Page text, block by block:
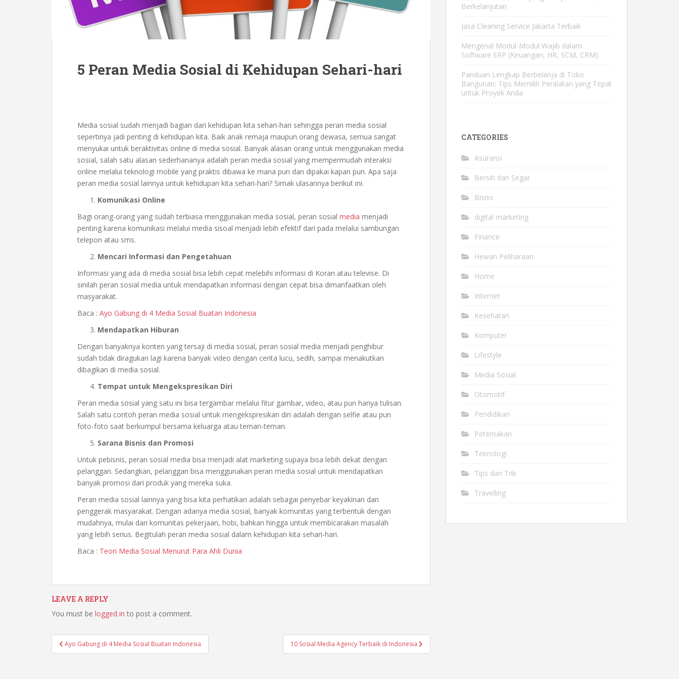
5 Peran Media Sosial di Kehidupan Sehari-hari
Media sosial sudah menjadi bagian dari kehidupan kita sehari-hari sehingga peran media sosial
sepertinya jadi penting di kehidupan kita. Baik anak remaja maupun orang dewasa, semua sangat
menyukai untuk beraktivitas online di media sosial. Banyak alasan orang untuk menggunakan media
sosial, salah satu alasan sederhananya adalah peran media sosial yang mempermudah interaksi
online melalui teknologi mobile yang praktis dibawa ke mana pun dan dipakai kapan pun. Apa saja
peran media sosial lainnya untuk kehidupan kita sehari-hari? Simak ulasannya berikut ini.
Komunikasi Online
Bagi orang-orang yang sudah terbiasa menggunakan media sosial, peran sosial media menjadi
penting karena komunikasi melalui media sisoal menjadi lebih efektif dari pada melalui sambungan
telepon atau sms.
Mencari Informasi dan Pengetahuan
Informasi yang ada di media sosial bisa lebih cepat melebihi informasi di Koran atau televise. Di
sinilah peran sosial media untuk mendapatkan informasi dengan cepat bisa dimanfaatkan oleh
masyarakat.
Baca : Ayo Gabung di 4 Media Sosial Buatan Indonesia
Mendapatkan Hiburan
Dengan banyaknya konten yang tersaji di media sosial, peran sosial media menjadi penghibur
sudah tidak diragukan lagi karena banyak video dengan cerita lucu, sedih, sampai menakutkan
dibagikan di media sosial.
Tempat untuk Mengekspresikan Diri
Peran media sosial yang satu ini bisa tergambar melalui fitur gambar, video, atau pun hanya tulisan.
Salah satu contoh peran media sosial untuk mengekspresikan diri adalah dengan selfie atau pun
foto-foto saat berkumpul bersama keluarga atau teman-teman.
Sarana Bisnis dan Promosi
Untuk pebisnis, peran sosial media bisa menjadi alat marketing supaya bisa lebih dekat dengan
pelanggan. Sedangkan, pelanggan bisa menggunakan peran media sosial untuk mendapatkan
banyak promosi dari produk yang mereka suka.
Peran media sosial lainnya yang bisa kita perhatikan adalah sebagai penyebar keyakinan dan
penggerak masyarakat. Dengan adanya media sosial, banyak komunitas yang terbentuk dengan
mudahnya, mulai dari komunitas pekerjaan, hobi, bahkan hingga untuk membicarakan masalah
yang lebih serius. Begitulah peran media sosial dalam kehidupan kita sehari-hari.
Baca : Teori Media Sosial Menurut Para Ahli Dunia
LEAVE A REPLY
You must be logged in to post a comment.
Post
navigation
Ayo Gabung di 4 Media Sosial Buatan Indonesia 10 Sosial Media Agency Terbaik di Indonesia
Berkelanjutan
Jasa Cleaning Service Jakarta Terbaik
Mengenal Modul-Modul Wajib dalam
Software ERP (Keuangan, HR, SCM, CRM)
Panduan Lengkap Berbelanja di Toko
Bangunan: Tips Memilih Peralatan yang Tepat
untuk Proyek Anda
CATEGORIES
Asuransi
Bersih dan Segar
Bisnis
digital marketing
Finance
Hewan Peliharaan
Home
Internet
Kesehatan
Komputer
Lifestyle
Media Sosial
Otomotif
Pendidikan
Peternakan
Teknologi
Tips dan Trik
Travelling